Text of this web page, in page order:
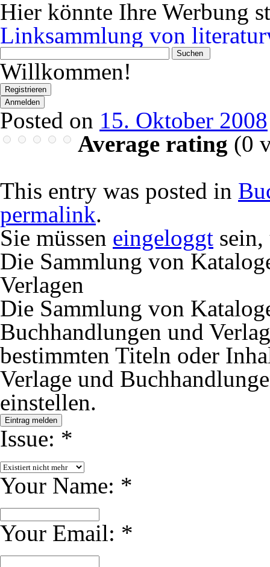
Hier könnte Ihre Werbung
Linksammlung von
Wonach
suchen
Sie?
Willkommen!
Registrieren
Anmelden
Posted on 15. Oktober 2008
Average rating (0
This entry was posted in
permalink.
Sie müssen eingeloggt
Die Sammlung von
Verlagen
Die Sammlung von
Buchhandlungen und
bestimmten Titeln oder
Verlage und
einstellen.
Eintrag melden
Issue: *
Your Name: *
Your Email: *